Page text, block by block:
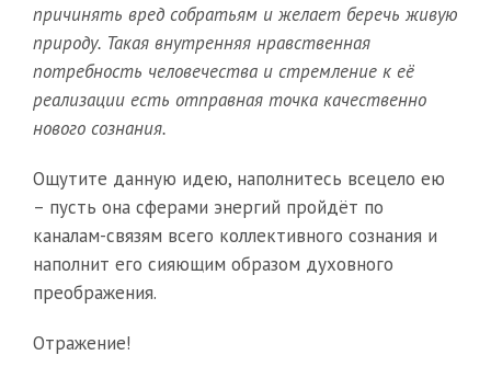
причинять вред собратьям и желает беречь живую
природу. Такая внутренняя нравственная
потребность человечества и стремление к её
реализации есть отправная точка качественно
нового сознания.
Ощутите данную идею, наполнитесь всецело ею
– пусть она сферами энергий пройдёт по
каналам-связям всего коллективного сознания и
наполнит его сияющим образом духовного
преображения.
Отражение!